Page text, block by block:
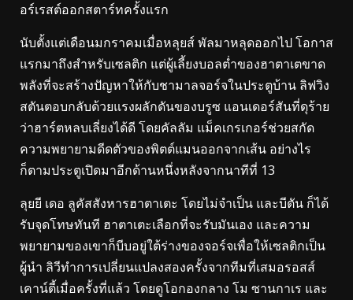
อร์เรสต์ออกสตาร์ทครั้งแรก
นับตั้งแต่เดือนมกราคมเมื่อหลุยส์ พัลมาหลุดออกไปโอกาส
แรกมาถึงสำหรับเซลติก แต่ผู้เลี้ยงบอลต่ำของฮาตาเตขาด
พลังที่จะสร้างปัญหาให้กับชามาลจอร์จในประตูบ้าน ลิฟวิง
สตันตอบกลับด้วยแรงผลักดันของบรูซ แอนเดอร์สันที่ดุร้าย
ว่าฮาร์ตหลบเลี่ยงได้ดี โดยคัลลัม แม็คเกรเกอร์ช่วยสกัด
ความพยายามดีดตัวของพิตต์แมนออกจากเส้น อย่างไร
ก็ตามประตูเปิดมาอีกด้านหนึ่งหลังจากนาทีที่ 13
ลุยยี เดอ ลูคัสสังหารฮาตาเตะ โดยไม่จำเป็น และบีตัน ก็ได้
รับจุดโทษทันที ฮาตาเตะเลือกที่จะรับมันเอง และความ
พยายามของเขาก็บีบอยู่ใต้ร่างของจอร์จเพื่อให้เซลติกเป็น
ผู้นำ ลิวีทำการเปลี่ยนแปลงสองครั้งจากทีมที่เสมอรอสส์
เคาน์ตี้เมื่อครั้งที่แล้ว โดยดูโอกองกลาง โม ซานกาเร และ